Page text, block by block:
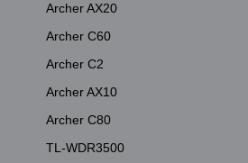
Archer AX20
Archer C60
Archer C2
Archer AX10
Archer C80
TL-WDR3500